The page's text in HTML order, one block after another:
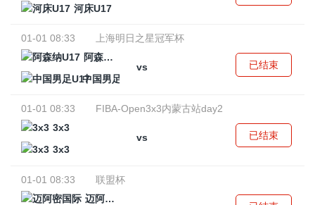
河床U17
01-01 08:33
上海明日之星冠军杯
阿森纳U17
vs
中国男足U17
已结束
01-01 08:33
FIBA-Open3x3内蒙古站day2
3x3
vs
3x3
已结束
01-01 08:33
联盟杯
迈阿密国际